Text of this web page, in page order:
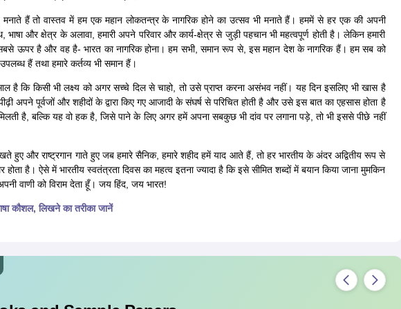
हैं तो वास्तव में हम एक महान लोकतन्त्र के नागरिक होने का उत्सव भी मनाते हैं। हममें से हर एक की अपनी
और क्षेत्र के अलावा, हमारी अपने परिवार और कार्य-क्षेत्र से जुड़ी पहचान भी महत्वपूर्ण होती है। लेकिन हमारी
ऊपर है और वह है- भारत का नागरिक होना। हम सभी, समान रूप से, इस महान देश के नागरिक हैं। हम सब को
हैं तथा हमारे कर्तव्य भी समान हैं।
है कि किसी भी लक्ष्य को अगर सच्चे दिल से चाहो, तो उसे प्राप्त करना असंभव नहीं। यह दिन इसलिए भी खास है
अपने पूर्वजों और शहीदों के द्वारा किए गए आजादी के संघर्ष से परिचित होती है और उसे इस बात का एहसास होता है
है, बल्कि यह वो हक है, जिसे पाने के लिए अगर हमें अपना सबकुछ भी दांव पर लगाना पड़े, तो भी इससे पीछे नहीं
हुए और राष्ट्रगान गाते हुए जब हमारे सैनिक, हमारे शहीद हमें याद आते हैं, तो हर भारतीय के अंदर अद्वितीय रूप से
होता है। ऐसे में भारतीय स्वतंत्रता दिवस का महत्व इतना ज्यादा है कि इसे सीमित शब्दों में बयान किया जाना मुमकिन
वाणी को विराम देता हूँ। जय हिंद, जय भारत!
कौशल, लिखने का तरीका जानें